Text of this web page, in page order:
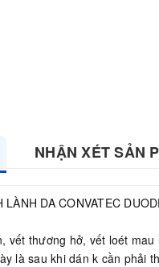
NHẬN XÉT SẢN
LÀNH DA CONVATEC
vết thương hở, vết loét mau
là sau khi dán k cần phải